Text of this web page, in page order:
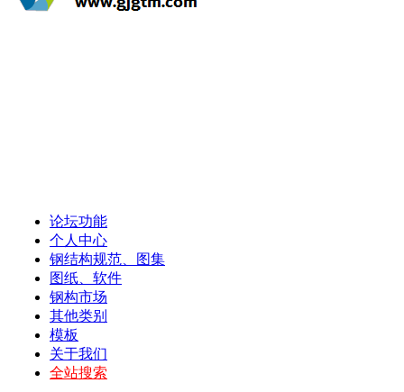
论坛功能
个人中心
钢结构规范、图集
图纸、软件
钢构市场
其他类别
模板
关于我们
全站搜索